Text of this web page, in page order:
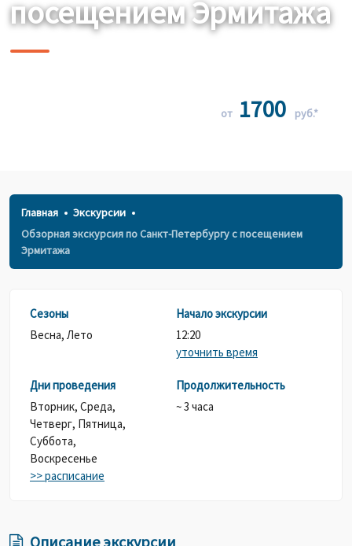
посещением Эрмитажа
от 1700 руб.*
Главная
Экскурсии
Обзорная экскурсия по Санкт-Петербургу с посещением
Эрмитажа
Сезоны
Весна, Лето
Дни проведения
Вторник, Среда,
Четверг, Пятница,
Суббота,
Воскресенье
>> расписание
Начало экскурсии
12:20
уточнить время
Продолжительность
~ 3 часа
Описание экскурсии